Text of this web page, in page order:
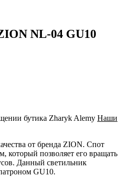
NL-04 GU10
бутика Zharyk Alemy Наши
от бренда ZION. Спот
который позволяет его вращать
Данный светильник
GU10.